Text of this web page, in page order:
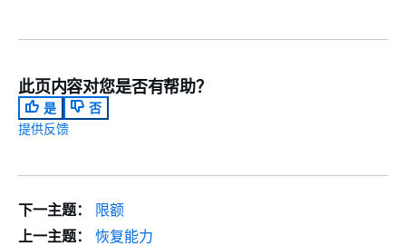
此页内容对您是否有帮助？
是
否
提供反馈
下一主题：
限额
上一主题：
恢复能力